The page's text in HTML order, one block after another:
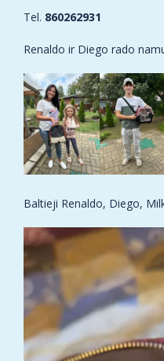
Tel. 860262931
Renaldo ir Diego rado
Baltieji Renaldo, Diego,
Video
grotuvas